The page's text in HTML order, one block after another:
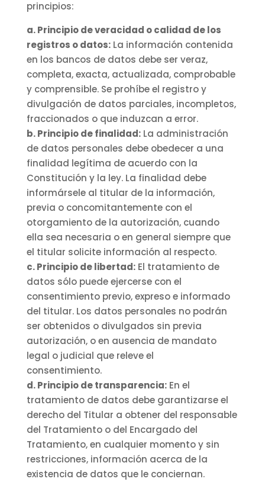
principios:
a. Principio de veracidad o calidad de los
registros o datos:La información contenida
en los bancos de datos debe ser veraz,
completa, exacta, actualizada, comprobable
y comprensible. Se prohíbe el registro y
divulgación de datos parciales, incompletos,
fraccionados o que induzcan a error.
b. Principio de finalidad:La administración
de datos personales debe obedecer a una
finalidad legítima de acuerdo con la
Constitución y la ley. La finalidad debe
informársele al titular de la información,
previa o concomitantemente con el
otorgamiento de la autorización, cuando
ella sea necesaria o en general siempre que
el titular solicite información al respecto.
c. Principio de libertad:El tratamiento de
datos sólo puede ejercerse con el
consentimiento previo, expreso e informado
del titular. Los datos personales no podrán
ser obtenidos o divulgados sin previa
autorización, o en ausencia de mandato
legal o judicial que releve el
consentimiento.
d. Principio de transparencia:En el
tratamiento de datos debe garantizarse el
derecho del Titular a obtener del responsable
del Tratamiento o del Encargado del
Tratamiento, en cualquier momento y sin
restricciones, información acerca de la
existencia de datos que le conciernan.